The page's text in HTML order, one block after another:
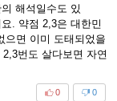
해석일수도 있
. 약점 2,3은 대한민
으면 이미 도태되었을
번도 살다보면 자연
0
0